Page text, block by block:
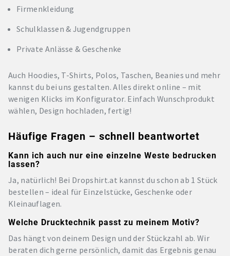
Firmenkleidung
Schulklassen & Jugendgruppen
Private Anlässe & Geschenke
Auch Hoodies, T-Shirts, Polos, Taschen, Beanies und mehr
kannst du bei uns gestalten. Alles direkt online – mit
wenigen Klicks im Konfigurator. Einfach Wunschprodukt
wählen, Design hochladen, fertig!
Häufige Fragen – schnell beantwortet
Kann ich auch nur eine einzelne Weste bedrucken
lassen?
Ja, natürlich! Bei Dropshirt.at kannst du schon ab 1 Stück
bestellen – ideal für Einzelstücke, Geschenke oder
Kleinauflagen.
Welche Drucktechnik passt zu meinem Motiv?
Das hängt von deinem Design und der Stückzahl ab. Wir
beraten dich gerne persönlich, damit das Ergebnis genau